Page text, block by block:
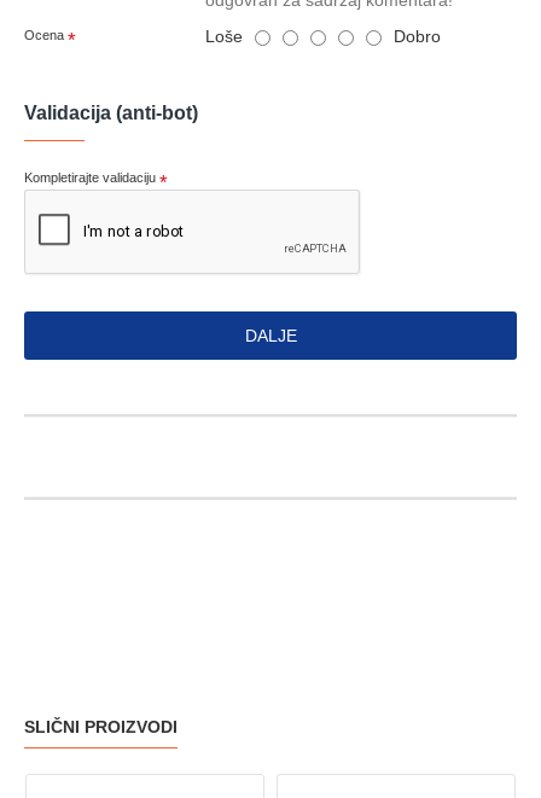
Ocena Loše Dobro
Validacija (anti-bot)
Kompletirajte validaciju
DALJE
SLIČNI PROIZVODI